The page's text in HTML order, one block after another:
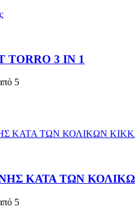
TORRO 3 ΙΝ 1
5
ΚΑΤΑ ΤΩΝ ΚΟΛΙΚΩΝ
5